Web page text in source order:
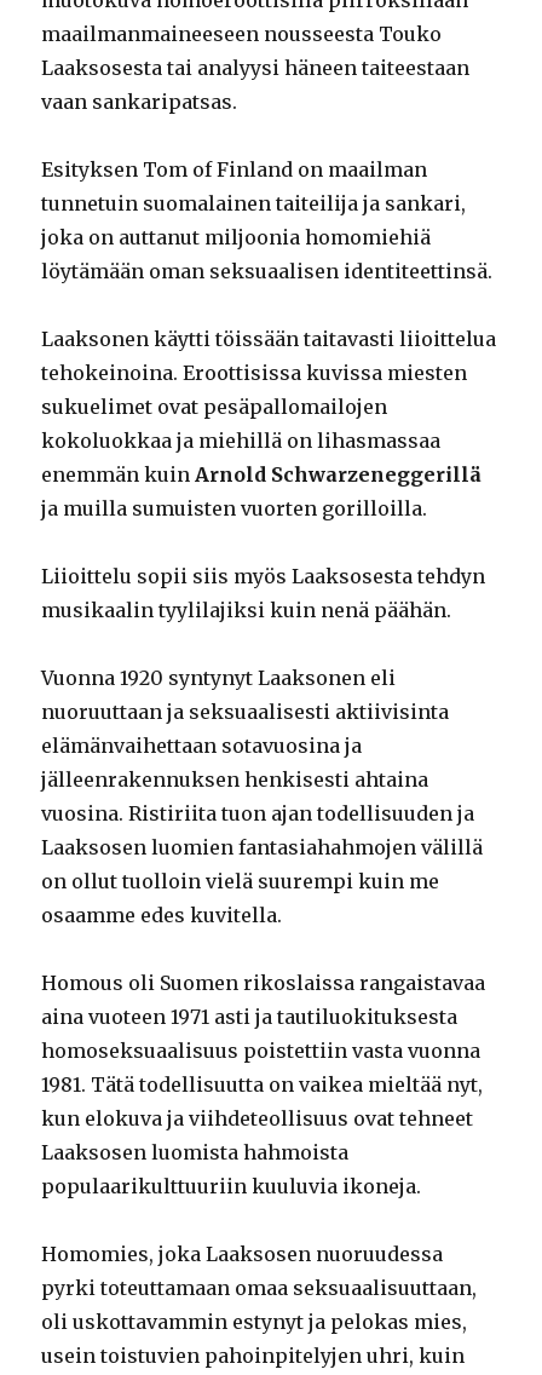
maailmanmaineeseen nousseesta Touko
Laaksosesta tai analyysi häneen taiteestaan
vaan sankaripatsas.
Esityksen Tom of Finland on maailman
tunnetuin suomalainen taiteilija ja sankari,
joka on auttanut miljoonia homomiehiä
löytämään oman seksuaalisen identiteettinsä.
Laaksonen käytti töissään taitavasti liioittelua
tehokeinoina. Eroottisissa kuvissa miesten
sukuelimet ovat pesäpallomailojen
kokoluokkaa ja miehillä on lihasmassaa
enemmän kuin Arnold Schwarzeneggerillä
ja muilla sumuisten vuorten gorilloilla.
Liioittelu sopii siis myös Laaksosesta tehdyn
musikaalin tyylilajiksi kuin nenä päähän.
Vuonna 1920 syntynyt Laaksonen eli
nuoruuttaan ja seksuaalisesti aktiivisinta
elämänvaihettaan sotavuosina ja
jälleenrakennuksen henkisesti ahtaina
vuosina. Ristiriita tuon ajan todellisuuden ja
Laaksosen luomien fantasiahahmojen välillä
on ollut tuolloin vielä suurempi kuin me
osaamme edes kuvitella.
Homous oli Suomen rikoslaissa rangaistavaa
aina vuoteen 1971 asti ja tautiluokituksesta
homoseksuaalisuus poistettiin vasta vuonna
1981. Tätä todellisuutta on vaikea mieltää nyt,
kun elokuva ja viihdeteollisuus ovat tehneet
Laaksosen luomista hahmoista
populaarikulttuuriin kuuluvia ikoneja.
Homomies, joka Laaksosen nuoruudessa
pyrki toteuttamaan omaa seksuaalisuuttaan,
oli uskottavammin estynyt ja pelokas mies,
usein toistuvien pahoinpitelyjen uhri, kuin